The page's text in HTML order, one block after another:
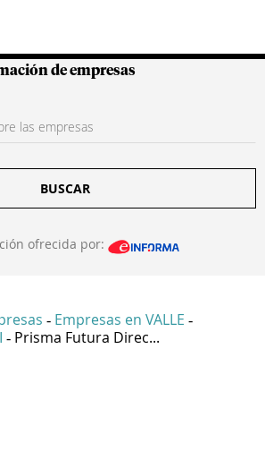
Colombianas
de empresas
BUSCAR
ofrecida por:
- Empresas en VALLE -
- Prisma Futura Direc...